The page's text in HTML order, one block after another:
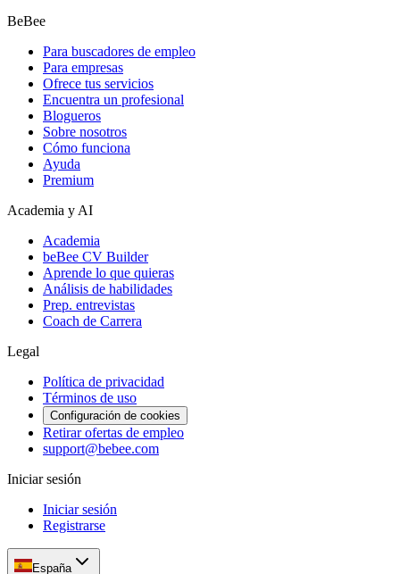
BeBee
Para buscadores de empleo
Para empresas
Ofrece tus servicios
Encuentra un profesional
Blogueros
Sobre nosotros
Cómo funciona
Ayuda
Premium
Academia y AI
Academia
beBee CV Builder
Aprende lo que quieras
Análisis de habilidades
Prep. entrevistas
Coach de Carrera
Legal
Política de privacidad
Términos de uso
Configuración de cookies
Retirar ofertas de empleo
support@bebee.com
Iniciar sesión
Iniciar sesión
Registrarse
España